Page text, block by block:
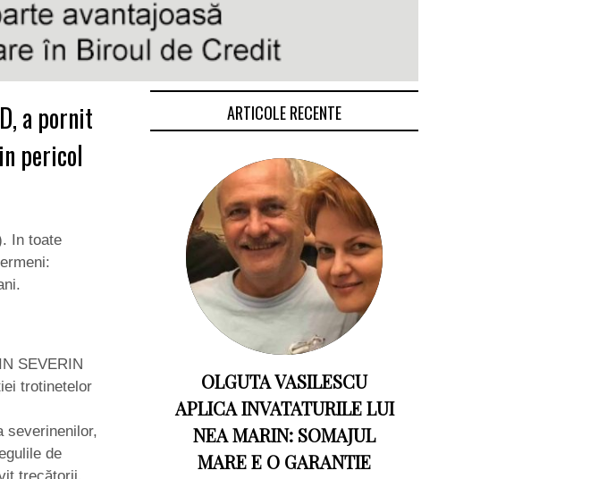
a pornit
pericol
In toate
SEVERIN
trotinetelor
severinenilor,
de
ARTICOLE RECENTE
OLGUTA VASILESCU
APLICA INVATATURILE LUI
NEA MARIN: SOMAJUL
MARE E O GARANTIE